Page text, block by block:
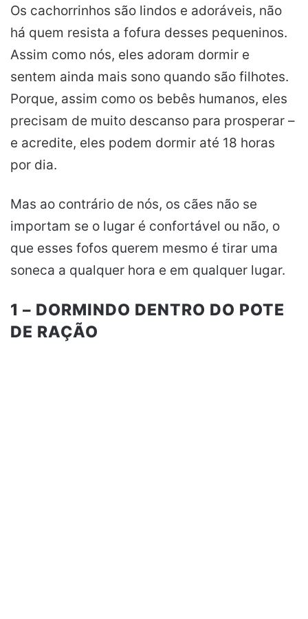
Os cachorrinhos são lindos e adoráveis, não
há quem resista a fofura desses pequeninos.
Assim como nós, eles adoram dormir e
sentem ainda mais sono quando são filhotes.
Porque, assim como os bebês humanos, eles
precisam de muito descanso para prosperar –
e acredite, eles podem dormir até 18 horas
por dia.
Mas ao contrário de nós, os cães não se
importam se o lugar é confortável ou não, o
que esses fofos querem mesmo é tirar uma
soneca a qualquer hora e em qualquer lugar.
1 – DORMINDO DENTRO DO POTE
DE RAÇÃO